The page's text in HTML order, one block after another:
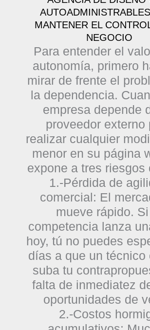
MANTENER EL
NEGOCIO
Para entender el
autonomía, primero
mirar de frente el
la dependencia.
empresa depende
proveedor externo
realizar cualquier
menor en su página
expone a tres riesgos
1.-Pérdida de
comercial: El
mueve rápido.
competencia lanza
hoy, tú no puedes
días a que un técnico
suba tu
falta de inmediatez
oportunidades de
2.-Costos